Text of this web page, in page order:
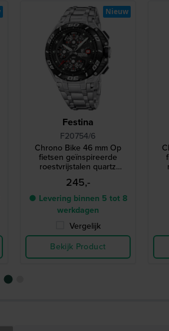
Festina
F20754/6
Chrono Bike 46 mm Op
fietsen geïnspireerde
roestvrijstalen quartz
chronograaf
245,-
● Levering binnen 5 tot 8
werkdagen
Vergelijk
Bekijk Product
Nieuw